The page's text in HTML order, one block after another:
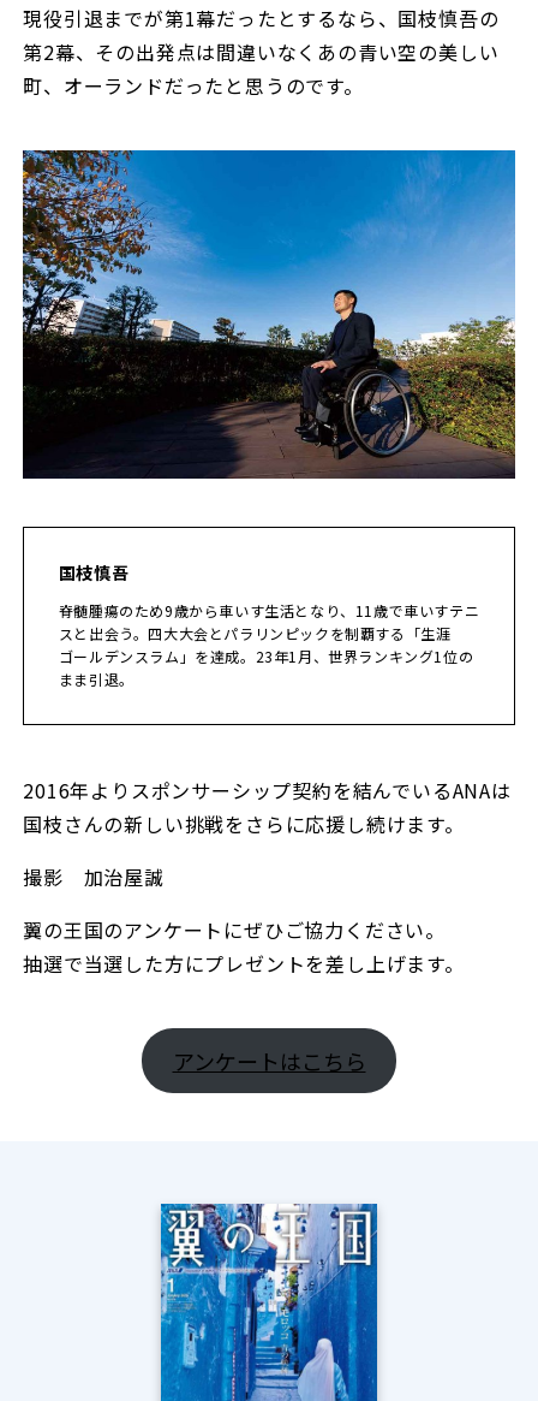
現役引退までが第1幕だったとするなら、国枝慎吾の
第2幕、その出発点は間違いなくあの青い空の美しい
町、オーランドだったと思うのです。
国枝慎吾
脊髄腫瘍のため9歳から車いす生活となり、11歳で車いすテニ
スと出会う。四大大会とパラリンピックを制覇する「生涯
ゴールデンスラム」を達成。23年1月、世界ランキング1位の
まま引退。
2016年よりスポンサーシップ契約を結んでいるANAは
国枝さんの新しい挑戦をさらに応援し続けます。
撮影 加治屋誠
翼の王国のアンケートにぜひご協力ください。
抽選で当選した方にプレゼントを差し上げます。
アンケートはこちら